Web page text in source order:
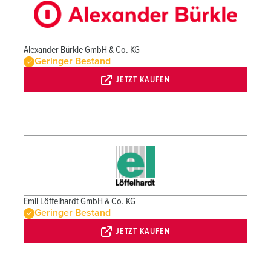
Alexander Bürkle GmbH & Co. KG
Geringer Bestand
JETZT KAUFEN
Emil Löffelhardt GmbH & Co. KG
Geringer Bestand
JETZT KAUFEN